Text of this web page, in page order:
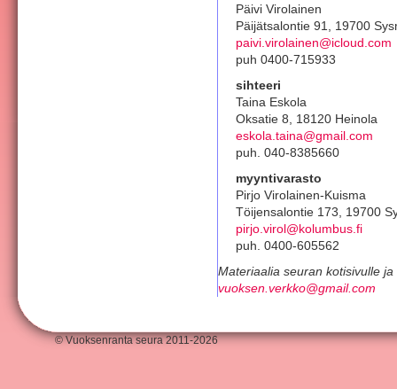
Päivi Virolainen
Päijätsalontie 91, 19700
paivi.virolainen@icloud.com
puh 0400-715933
sihteeri
Taina Eskola
Oksatie 8, 18120 Heinola
eskola.taina@gmail.com
puh. 040-8385660
myyntivarasto
Pirjo Virolainen-Kuisma
Töijensalontie 173, 19700
pirjo.virol@kolumbus.fi
puh. 0400-605562
Materiaalia seuran kotisivulle
vuoksen.verkko@gmail.com
© Vuoksenranta seura 2011-2026